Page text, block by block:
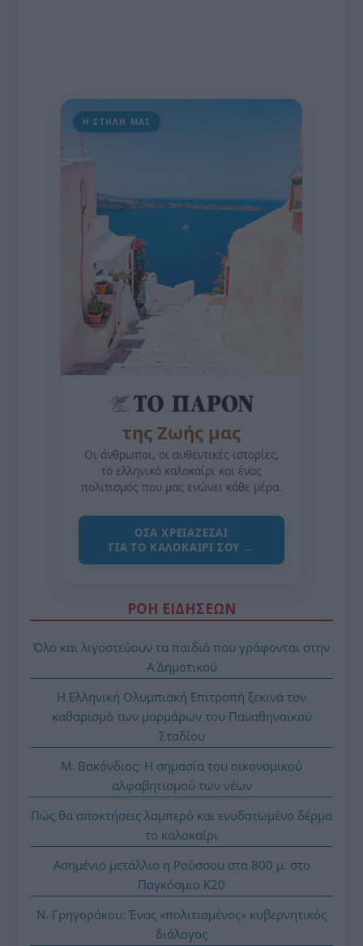
Η ΣΤΗΛΗ ΜΑΣ
της Ζωής μας
Οι άνθρωποι, οι αυθεντικές ιστορίες,
το ελληνικό καλοκαίρι και ένας
πολιτισμός που μας ενώνει κάθε μέρα.
ΌΣΑ ΧΡΕΙΆΖΕΣΑΙ
ΓΙΑ ΤΟ ΚΑΛΟΚΑΊΡΙ ΣΟΥ →
ΡΟΗ ΕΙΔΗΣΕΩΝ
Όλο και λιγοστεύουν τα παιδιά που γράφονται στην
Α΄ Δημοτικού
Η Ελληνική Ολυμπιακή Επιτροπή ξεκινά τον
καθαρισμό των μαρμάρων του Παναθηναϊκού
Σταδίου
Μ. Βακόνδιος: H σημασία του οικονομικού
αλφαβητισμού των νέων
Πώς θα αποκτήσεις λαμπερό και ενυδατωμένο δέρμα
το καλοκαίρι
Ασημένιο μετάλλιο η Ρούσσου στα 800 μ. στο
Παγκόσμιο Κ20
Ν. Γρηγοράκου: Ένας «πολιτισμένος» κυβερνητικός
διάλογος